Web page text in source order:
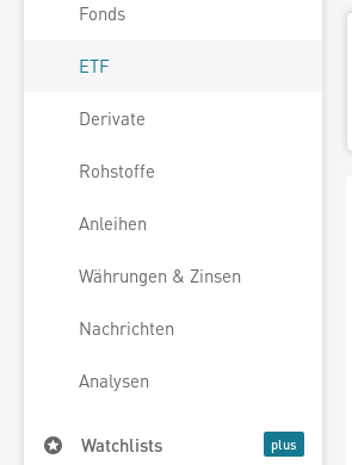
Fonds
ETF
Derivate
Rohstoffe
Anleihen
Währungen & Zinsen
Nachrichten
Analysen
Watchlists